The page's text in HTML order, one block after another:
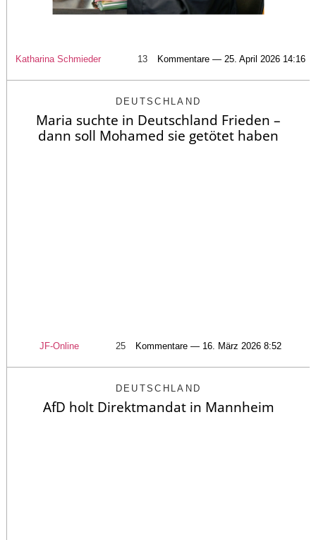
Katharina Schmieder 13 Kommentare — 25. April 2026 14:16
DEUTSCHLAND
Maria suchte in Deutschland Frieden –
dann soll Mohamed sie getötet haben
JF-Online 25 Kommentare — 16. März 2026 8:52
DEUTSCHLAND
AfD holt Direktmandat in Mannheim